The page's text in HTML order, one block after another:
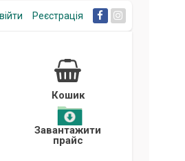
Реєстрація
Кошик
Завантажити
прайс